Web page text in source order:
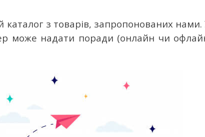
каталог з товарів, запропонованих нами.
може надати поради (онлайн чи